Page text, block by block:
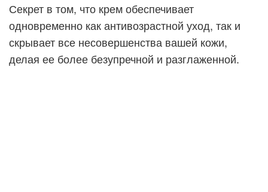
Секрет в том, что крем обеспечивает
одновременно как антивозрастной уход, так и
скрывает все несовершенства вашей кожи,
делая ее более безупречной и разглаженной.